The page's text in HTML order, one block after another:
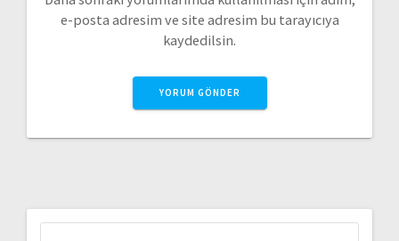
e-posta adresim ve site adresim bu tarayıcıya
kaydedilsin.